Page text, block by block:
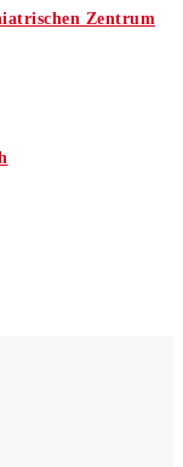
Zentrum